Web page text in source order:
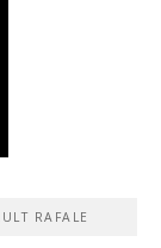
RAFALE